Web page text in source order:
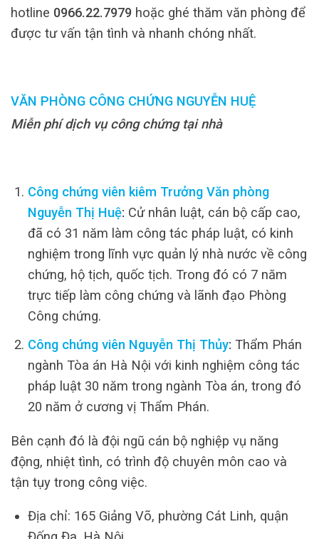
hotline 0966.22.7979 hoặc ghé thăm văn phòng để
được tư vấn tận tình và nhanh chóng nhất.
VĂN PHÒNG CÔNG CHỨNG NGUYỄN HUỆ
Miễn phí dịch vụ công chứng tại nhà
Công chứng viên kiêm Trưởng Văn phòng
Nguyễn Thị Huệ: Cử nhân luật, cán bộ cấp cao,
đã có 31 năm làm công tác pháp luật, có kinh
nghiệm trong lĩnh vực quản lý nhà nước về công
chứng, hộ tịch, quốc tịch. Trong đó có 7 năm
trực tiếp làm công chứng và lãnh đạo Phòng
Công chứng.
Công chứng viên Nguyễn Thị Thủy: Thẩm Phán
ngành Tòa án Hà Nội với kinh nghiệm công tác
pháp luật 30 năm trong ngành Tòa án, trong đó
20 năm ở cương vị Thẩm Phán.
Bên cạnh đó là đội ngũ cán bộ nghiệp vụ năng
động, nhiệt tình, có trình độ chuyên môn cao và
tận tụy trong công việc.
Địa chỉ: 165 Giảng Võ, phường Cát Linh, quận